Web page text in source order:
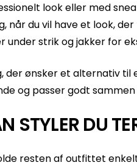
look eller med
når du vil have et look,
under strik og jakker for
der ønsker et alternativ til
og passer godt
STYLER DU
resten af outfittet